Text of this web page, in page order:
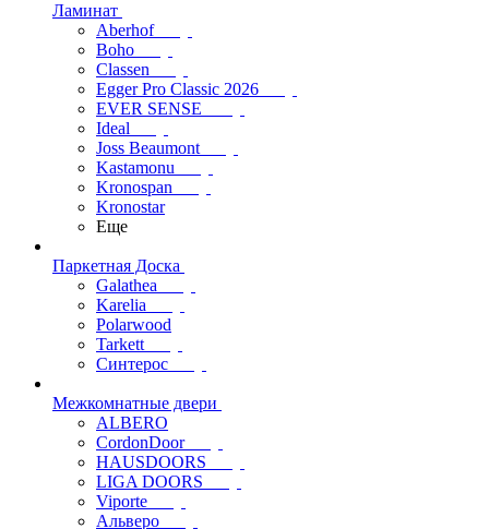
Ламинат
Aberhof
Boho
Classen
Egger Pro Classic 2026
EVER SENSE
Ideal
Joss Beaumont
Kastamonu
Kronospan
Kronostar
Еще
Паркетная Доска
Galathea
Karelia
Polarwood
Tarkett
Синтерос
Межкомнатные двери
ALBERO
CordonDoor
HAUSDOORS
LIGA DOORS
Viporte
Альверо